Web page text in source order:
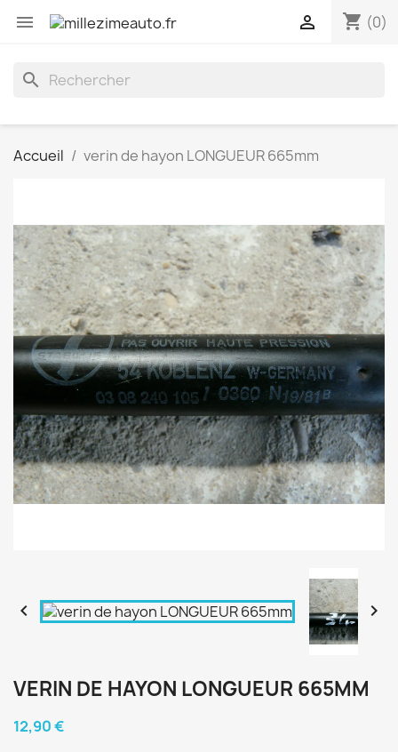
 shopping_cart (0)

search
Accueil verin de hayon LONGUEUR 665mm
 
VERIN DE HAYON LONGUEUR 665MM
12,90 €